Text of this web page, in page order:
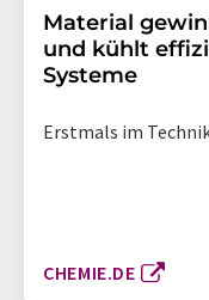
Material
und kühlt
Systeme
Erstmals im
CHEMIE.DE